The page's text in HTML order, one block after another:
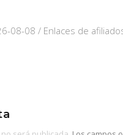
08-08 / Enlaces de